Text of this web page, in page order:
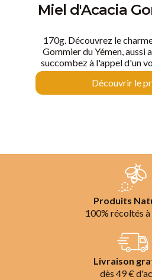
Miel d'Acacia
170g. Découvrez le
Gommier du Yémen, aussi
succombez à l'appel d'un
transcende les
Découvrir le
Produits
100% récoltés à
Livraison
dès 49 €